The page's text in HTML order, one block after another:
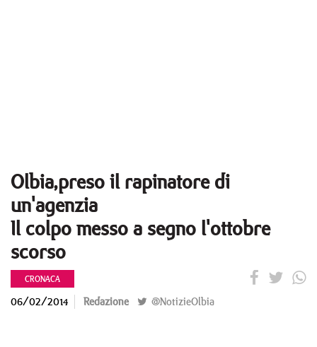
Olbia,preso il rapinatore di
un'agenzia
Il colpo messo a segno l'ottobre
scorso
CRONACA
06/02/2014 Redazione @NotizieOlbia